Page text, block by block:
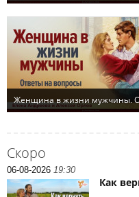
Скоро
06-08-2026 19:30
Как